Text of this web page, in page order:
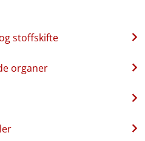
stoffskifte
organer